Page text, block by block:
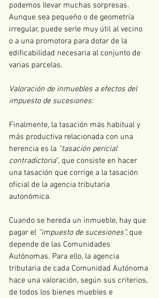
podemos llevar muchas sorpresas.
Aunque sea pequeño o de geometría
irregular, puede serle muy útil al vecino
o a una promotora para dotar de la
edificabilidad necesaria al conjunto de
varias parcelas.
Valoración de inmuebles a efectos del
impuesto de sucesiones:
Finalmente, la tasación más habitual y
más productiva relacionada con una
herencia es la “tasación pericial
contradictoria”, que consiste en hacer
una tasación que corrige a la tasación
oficial de la agencia tributaria
autonómica.
Cuando se hereda un inmueble, hay que
pagar el “impuesto de sucesiones”, que
depende de las Comunidades
Autónomas. Para ello, la agencia
tributaria de cada Comunidad Autónoma
hace una valoración, según sus criterios,
de todos los bienes muebles e